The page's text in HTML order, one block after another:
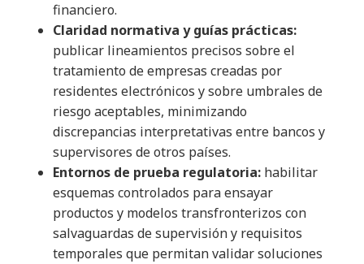
financiero.
Claridad normativa y guías prácticas:
publicar lineamientos precisos sobre el
tratamiento de empresas creadas por
residentes electrónicos y sobre umbrales de
riesgo aceptables, minimizando
discrepancias interpretativas entre bancos y
supervisores de otros países.
Entornos de prueba regulatoria: habilitar
esquemas controlados para ensayar
productos y modelos transfronterizos con
salvaguardas de supervisión y requisitos
temporales que permitan validar soluciones